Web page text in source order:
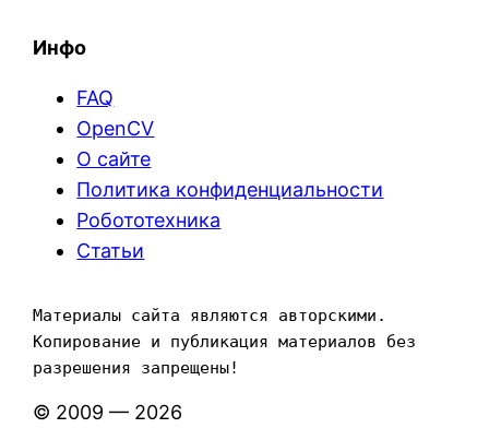
Инфо
FAQ
OpenCV
О сайте
Политика конфиденциальности
Робототехника
Статьи
Материалы сайта являются авторскими.
Копирование и публикация материалов без
разрешения запрещены!
© 2009 — 2026